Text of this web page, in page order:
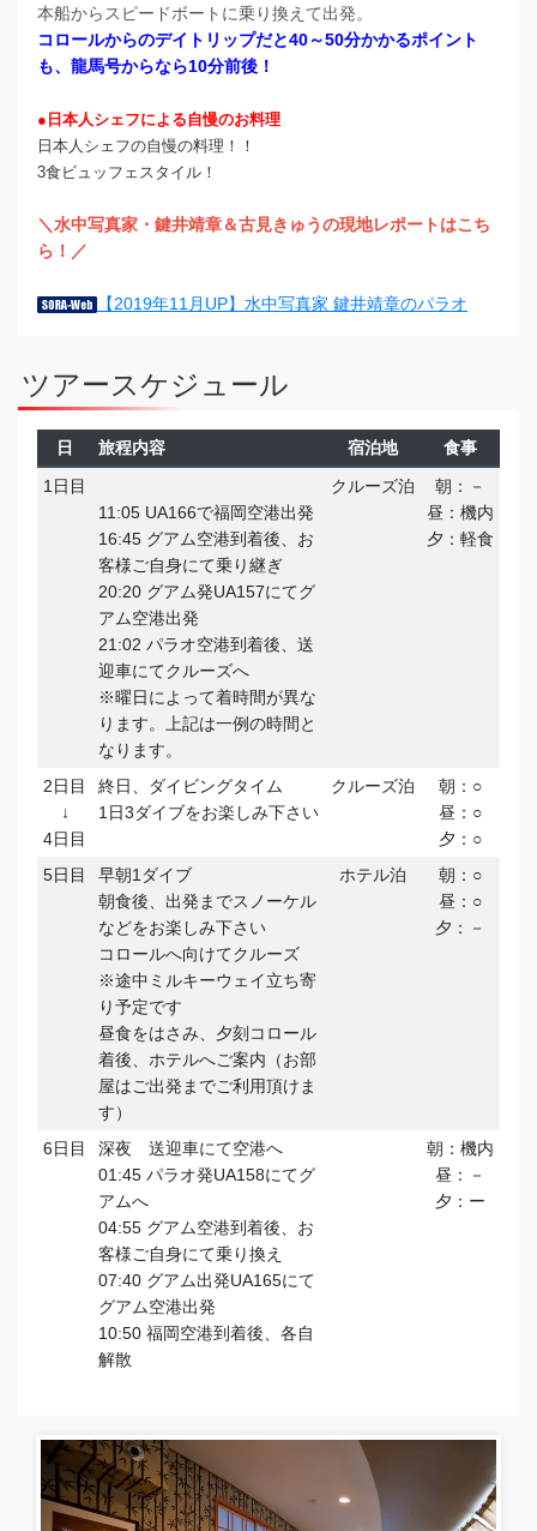
本船からスピードボートに乗り換えて出発。
コロールからのデイトリップだと40～50分かかるポイント
も、龍馬号からなら10分前後！
●日本人シェフによる自慢のお料理
日本人シェフの自慢の料理！！
3食ビュッフェスタイル！
＼水中写真家・鍵井靖章＆古見きゅうの現地レポートはこち
ら！／
【2019年11月UP】水中写真家 鍵井靖章のパラオ
ツアースケジュール
日 旅程内容 宿泊地
食事
1日目
11:05 UA166で福岡空港出発
16:45 グアム空港到着後、お
客様ご自身にて乗り継ぎ
20:20 グアム発UA157にてグ
アム空港出発
21:02 パラオ空港到着後、送
迎車にてクルーズへ
※曜日によって着時間が異な
ります。上記は一例の時間と
なります。
クルーズ泊
朝：－
昼：機内
夕：軽食
2日目
↓
4日目
終日、ダイビングタイム
1日3ダイブをお楽しみ下さい
クルーズ泊
朝：○
昼：○
夕：○
5日目
早朝1ダイブ
朝食後、出発までスノーケル
などをお楽しみ下さい
コロールへ向けてクルーズ
※途中ミルキーウェイ立ち寄
り予定です
昼食をはさみ、夕刻コロール
着後、ホテルへご案内（お部
屋はご出発までご利用頂けま
す）
ホテル泊
朝：○
昼：○
夕：－
6日目
深夜 送迎車にて空港へ
01:45 パラオ発UA158にてグ
アムへ
04:55 グアム空港到着後、お
客様ご自身にて乗り換え
07:40 グアム出発UA165にて
グアム空港出発
10:50 福岡空港到着後、各自
解散
朝：機内
昼：－
夕：ー